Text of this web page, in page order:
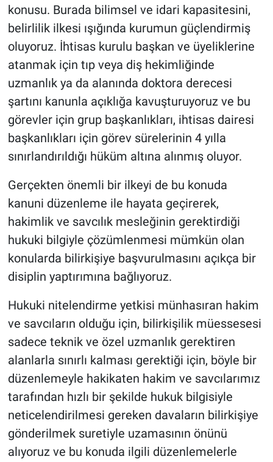
konusu. Burada bilimsel ve idari kapasitesini,
belirlilik ilkesi ışığında kurumun güçlendirmiş
oluyoruz. İhtisas kurulu başkan ve üyeliklerine
atanmak için tıp veya diş hekimliğinde
uzmanlık ya da alanında doktora derecesi
şartını kanunla açıklığa kavuşturuyoruz ve bu
görevler için grup başkanlıkları, ihtisas dairesi
başkanlıkları için görev sürelerinin 4 yılla
sınırlandırıldığı hüküm altına alınmış oluyor.
Gerçekten önemli bir ilkeyi de bu konuda
kanuni düzenleme ile hayata geçirerek,
hakimlik ve savcılık mesleğinin gerektirdiği
hukuki bilgiyle çözümlenmesi mümkün olan
konularda bilirkişiye başvurulmasını açıkça bir
disiplin yaptırımına bağlıyoruz.
Hukuki nitelendirme yetkisi münhasıran hakim
ve savcıların olduğu için, bilirkişilik müessesesi
sadece teknik ve özel uzmanlık gerektiren
alanlarla sınırlı kalması gerektiği için, böyle bir
düzenlemeyle hakikaten hakim ve savcılarımız
tarafından hızlı bir şekilde hukuk bilgisiyle
neticelendirilmesi gereken davaların bilirkişiye
gönderilmek suretiyle uzamasının önünü
alıyoruz ve bu konuda ilgili düzenlemelerle